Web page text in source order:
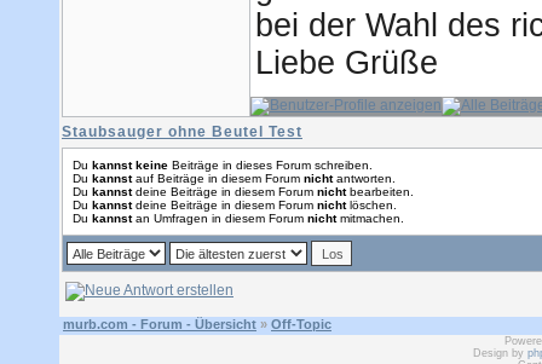
bei der Wahl des
Liebe Grüße
Staubsauger ohne Beutel Test
Du kannst keine Beiträge in dieses Forum schreiben.
Du kannstauf Beiträge in diesem Forum nichtantworten.
Du kannstdeine Beiträge in diesem Forum nichtbearbeiten.
Du kannstdeine Beiträge in diesem Forum nichtlöschen.
Du kannstan Umfragen in diesem Forum nichtmitmachen.
murb.com - Forum - Übersicht » Off-Topic
Design by